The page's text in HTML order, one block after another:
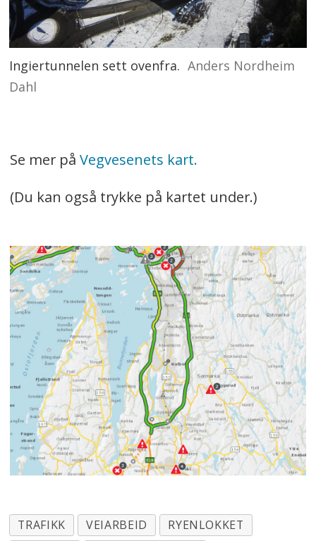
Ingiertunnelen sett ovenfra. Anders Nordheim
Dahl
Se mer på Vegvesenets kart.
(Du kan også trykke på kartet under.)
TRAFIKK VEIARBEID
RYENLOKKET